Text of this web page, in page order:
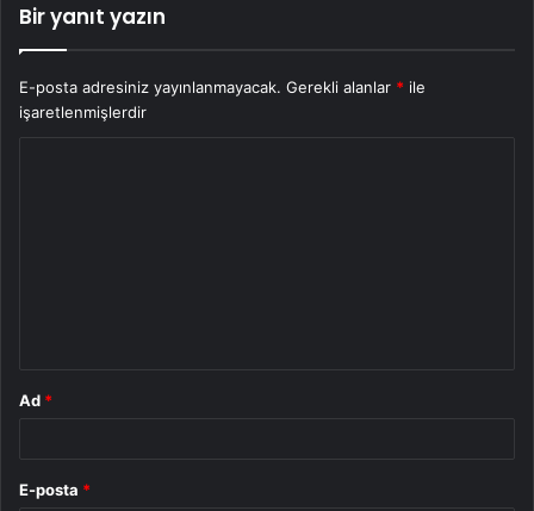
Bir yanıt yazın
E-posta adresiniz yayınlanmayacak. Gerekli alanlar * ile
işaretlenmişlerdir
Ad *
E-posta *